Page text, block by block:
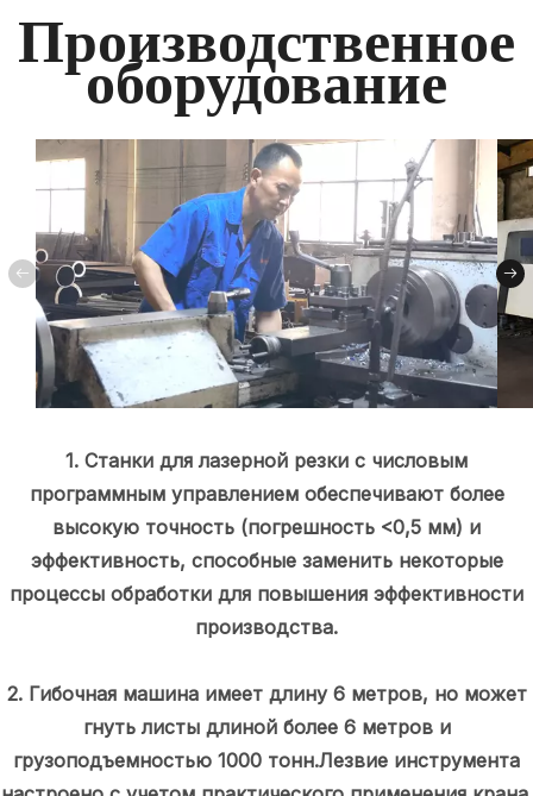
Производственное
оборудование
1. Станки для лазерной резки с числовым
программным управлением обеспечивают более
высокую точность (погрешность <0,5 мм) и
эффективность, способные заменить некоторые
процессы обработки для повышения эффективности
производства.
2. Гибочная машина имеет длину 6 метров, но может
гнуть листы длиной более 6 метров и
грузоподъемностью 1000 тонн.Лезвие инструмента